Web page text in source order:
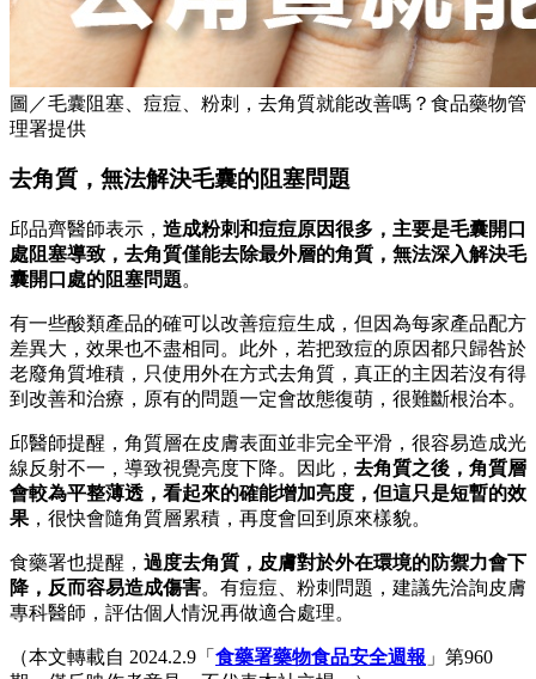
圖／毛囊阻塞、痘痘、粉刺，去角質就能改善嗎？食品藥物管
理署提供
去角質，無法解決毛囊的阻塞問題
邱品齊醫師表示， 造成粉刺和痘痘原因很多，主要是毛囊開口
處阻塞導致，去角質僅能去除最外層的角質，無法深入解決毛
囊開口處的阻塞問題。
有一些酸類產品的確可以改善痘痘生成，但因為每家產品配方
差異大，效果也不盡相同。此外，若把致痘的原因都只歸咎於
老廢角質堆積，只使用外在方式去角質，真正的主因若沒有得
到改善和治療，原有的問題一定會故態復萌，很難斷根治本。
邱醫師提醒，角質層在皮膚表面並非完全平滑，很容易造成光
線反射不一，導致視覺亮度下降。因此， 去角質之後，角質層
會較為平整薄透，看起來的確能增加亮度，但這只是短暫的效
果 ，很快會隨角質層累積，再度會回到原來樣貌。
食藥署也提醒， 過度去角質，皮膚對於外在環境的防禦力會下
降，反而容易造成傷害。有痘痘、粉刺問題，建議先洽詢皮膚
專科醫師，評估個人情況再做適合處理。
（本文轉載自 2024.2.9「 食藥署藥物食品安全週報 」第960